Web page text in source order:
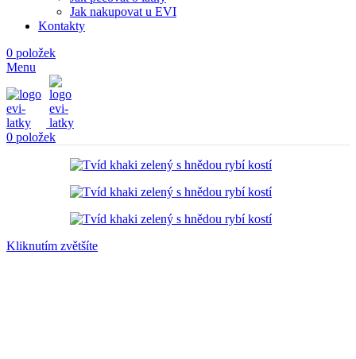
Jak nakupovat u EVI
Kontakty
0 položek
Menu
0 položek
Kliknutím zvětšíte